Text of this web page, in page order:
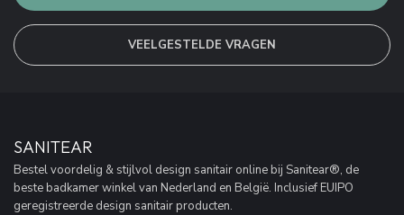
VEELGESTELDE VRAGEN
SANITEAR
Bestel voordelig & stijlvol design sanitair online bij Sanitear®, de
beste badkamer winkel van Nederland en België. Inclusief EUIPO
geregistreerde design sanitair producten.